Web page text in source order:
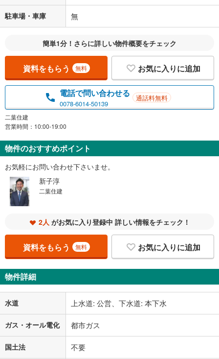
駐車場・車庫 無
簡単1分！さらに詳しい物件概要をチェック
資料をもらう 無料 お気に入りに追加
電話で問い合わせる
0078-6014-50139
通話料無料
二葉住建
営業時間：10:00-19:00
物件のおすすめポイント
お気軽にお問い合わせ下さいませ。
新子淳
二葉住建
2人 がお気に入り登録中 詳しい情報をチェック！
資料をもらう 無料 お気に入りに追加
物件詳細
水道 上水道: 公営、下水道: 本下水
ガス・オール電化 都市ガス
国土法 不要